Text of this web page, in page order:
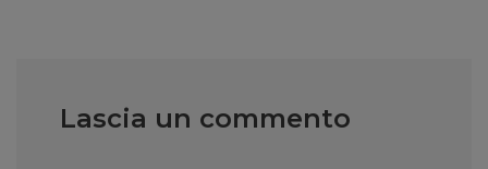
Lascia un commento